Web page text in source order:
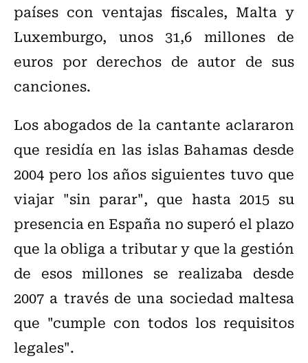
países con ventajas fiscales, Malta y
Luxemburgo, unos 31,6 millones de
euros por derechos de autor de sus
canciones.
Los abogados de la cantante aclararon
que residía en las islas Bahamas desde
2004 pero los años siguientes tuvo que
viajar "sin parar", que hasta 2015 su
presencia en España no superó el plazo
que la obliga a tributar y que la gestión
de esos millones se realizaba desde
2007 a través de una sociedad maltesa
que "cumple con todos los requisitos
legales".